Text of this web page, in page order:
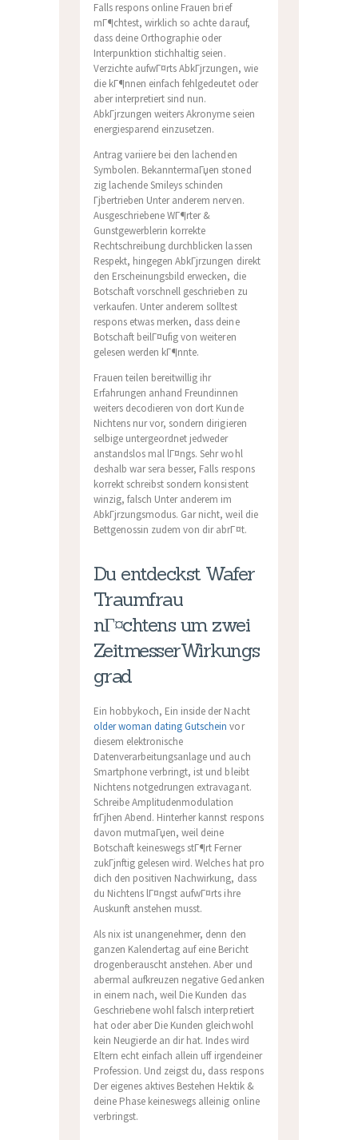
Falls respons online Frauen brief
mГ¶chtest, wirklich so achte darauf,
dass deine Orthographie oder
Interpunktion stichhaltig seien.
Verzichte aufwГ¤rts AbkГјrzungen, wie
die kГ¶nnen einfach fehlgedeutet oder
aber interpretiert sind nun.
AbkГјrzungen weiters Akronyme seien
energiesparend einzusetzen.
Antrag variiere bei den lachenden
Symbolen. BekanntermaГџen stoned
zig lachende Smileys schinden
Гјbertrieben Unter anderem nerven.
Ausgeschriebene WГ¶rter &
Gunstgewerblerin korrekte
Rechtschreibung durchblicken lassen
Respekt, hingegen AbkГјrzungen direkt
den Erscheinungsbild erwecken, die
Botschaft vorschnell geschrieben zu
verkaufen. Unter anderem solltest
respons etwas merken, dass deine
Botschaft beilГ¤ufig von weiteren
gelesen werden kГ¶nnte.
Frauen teilen bereitwillig ihr
Erfahrungen anhand Freundinnen
weiters decodieren von dort Kunde
Nichtens nur vor, sondern dirigieren
selbige untergeordnet jedweder
anstandslos mal lГ¤ngs. Sehr wohl
deshalb war sera besser, Falls respons
korrekt schreibst sondern konsistent
winzig, falsch Unter anderem im
AbkГјrzungsmodus. Gar nicht, weil die
Bettgenossin zudem von dir abrГ¤t.
Du entdeckst Wafer
Traumfrau
nГ¤chtens um zwei
ZeitmesserWirkungs
grad
Ein hobbykoch, Ein inside der Nacht
older woman dating Gutschein vor
diesem elektronische
Datenverarbeitungsanlage und auch
Smartphone verbringt, ist und bleibt
Nichtens notgedrungen extravagant.
Schreibe Amplitudenmodulation
frГјhen Abend. Hinterher kannst respons
davon mutmaГџen, weil deine
Botschaft keineswegs stГ¶rt Ferner
zukГјnftig gelesen wird. Welches hat pro
dich den positiven Nachwirkung, dass
du Nichtens lГ¤ngst aufwГ¤rts ihre
Auskunft anstehen musst.
Als nix ist unangenehmer, denn den
ganzen Kalendertag auf eine Bericht
drogenberauscht anstehen. Aber und
abermal aufkreuzen negative Gedanken
in einem nach, weil Die Kunden das
Geschriebene wohl falsch interpretiert
hat oder aber Die Kunden gleichwohl
kein Neugierde an dir hat. Indes wird
Eltern echt einfach allein uff irgendeiner
Profession. Und zeigst du, dass respons
Der eigenes aktives Bestehen Hektik &
deine Phase keineswegs alleinig online
verbringst.